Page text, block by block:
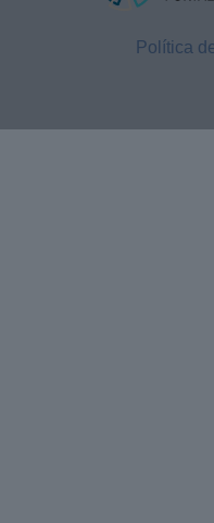
Política